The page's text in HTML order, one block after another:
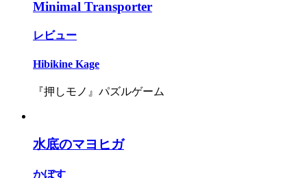
Minimal Transporter
レビュー
Hibikine Kage
『押しモノ』パズルゲーム
水底のマヨヒガ
かぼす